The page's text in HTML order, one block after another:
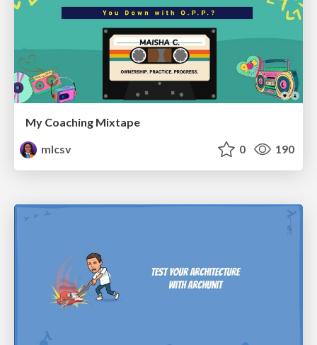
My Coaching Mixtape
mlcsv
0 190